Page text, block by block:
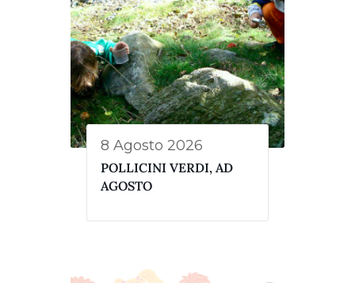
8 Agosto 2026
POLLICINI VERDI, AD
AGOSTO